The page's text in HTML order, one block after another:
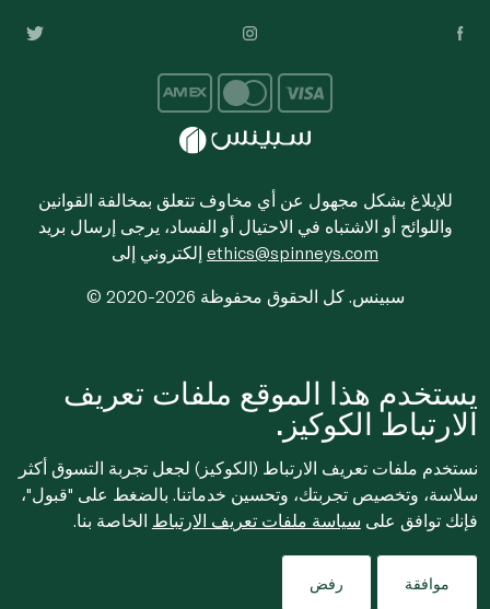
للإبلاغ بشكل مجهول عن أي مخاوف تتعلق بمخالفة القوانين
واللوائح أو الاشتباه في الاحتيال أو الفساد، يرجى إرسال بريد
ethics@spinneys.com
© 2020-2026 سبينس. كل الحقوق محفوظة
يستخدم هذا الموقع ملفات تعريف
الارتباط الكوكيز.
نستخدم ملفات تعريف الارتباط (الكوكيز) لجعل تجربة التسوق أكثر
سلاسة، وتخصيص تجربتك، وتحسين خدماتنا. بالضغط على "قبول"،
فإنك توافق على سياسة ملفات تعريف الارتباط الخاصة بنا.
موافقة رفض